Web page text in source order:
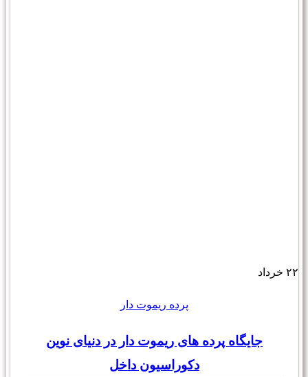
۲۲ خرداد
پرده ریموت دار
جایگاه پرده های ریموت دار در دنیای نوین
دکوراسیون داخل